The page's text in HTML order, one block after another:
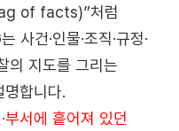
of facts)”처럼
사건·인물·조직·규정·
의 지도를 그리는
명합니다.
서에 흩어져 있던